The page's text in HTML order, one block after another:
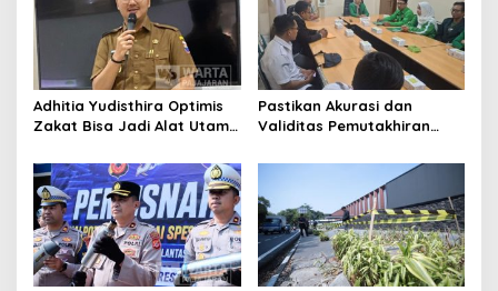
Adhitia Yudisthira Optimis
Zakat Bisa Jadi Alat Utama
Kota Cimahi
Pastikan Akurasi dan
Validitas Pemutakhiran
Cimahi Lakukan